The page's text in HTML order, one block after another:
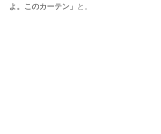
よ。このカーテン」 と。